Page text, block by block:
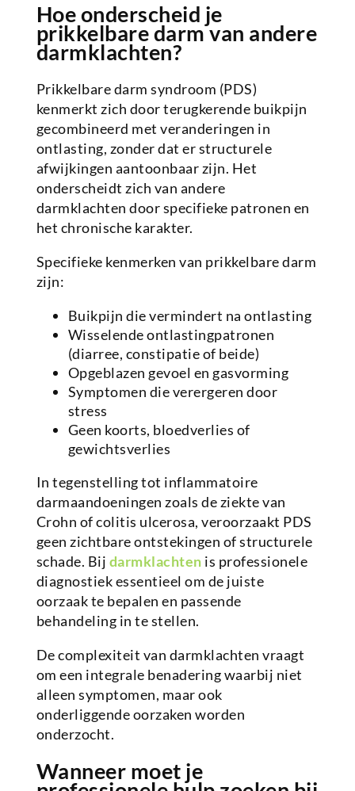
Hoe onderscheid je
prikkelbare darm van andere
darmklachten?
Prikkelbare darm syndroom (PDS)
kenmerkt zich door terugkerende buikpijn
gecombineerd met veranderingen in
ontlasting, zonder dat er structurele
afwijkingen aantoonbaar zijn. Het
onderscheidt zich van andere
darmklachten door specifieke patronen en
het chronische karakter.
Specifieke kenmerken van prikkelbare darm
zijn:
Buikpijn die vermindert na ontlasting
Wisselende ontlastingpatronen
(diarree, constipatie of beide)
Opgeblazen gevoel en gasvorming
Symptomen die verergeren door
stress
Geen koorts, bloedverlies of
gewichtsverlies
In tegenstelling tot inflammatoire
darmaandoeningen zoals de ziekte van
Crohn of colitis ulcerosa, veroorzaakt PDS
geen zichtbare ontstekingen of structurele
schade. Bij darmklachten is professionele
diagnostiek essentieel om de juiste
oorzaak te bepalen en passende
behandeling in te stellen.
De complexiteit van darmklachten vraagt
om een integrale benadering waarbij niet
alleen symptomen, maar ook
onderliggende oorzaken worden
onderzocht.
Wanneer moet je